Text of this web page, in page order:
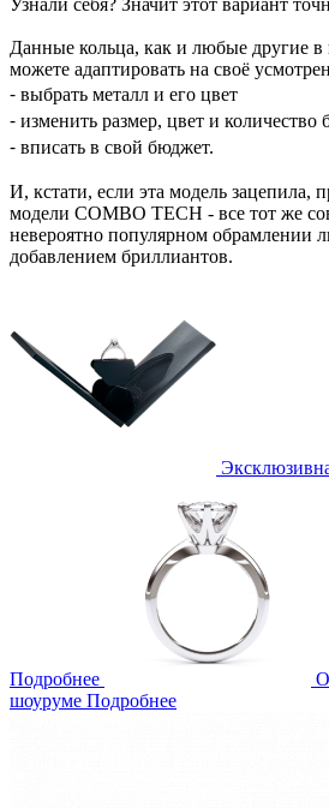
Узнали себя? Значит этот вариант
Данные кольца, как и любые другие
можете адаптировать на своё
⁃ выбрать металл и его цвет
⁃ изменить размер, цвет и количество
⁃ вписать в свой бюджет.
И, кстати, если эта модель зацепила,
модели COMBO TECH - все тот же
невероятно популярном обрамлении
добавлением бриллиантов.
Подробнее
шоуруме Подробнее